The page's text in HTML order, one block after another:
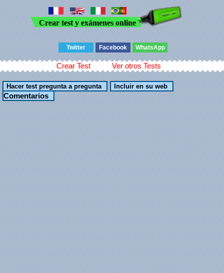
Crear test y exámenes online
Twitter Facebook WhatsApp
Crear Test Ver otros Tests
Comentarios